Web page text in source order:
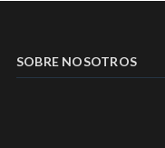
SOBRE NOSOTROS